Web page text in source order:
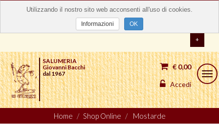
+
€ 0,00
Accedi
SALUMERIA
Giovanni Bacchi
dal 1967
Home Shop Online Mostarde
Utilizzando il nostro sito web acconsenti all'uso di cookies.
Informazioni OK